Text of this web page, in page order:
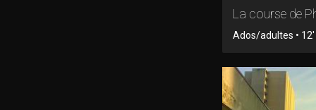
La course de
Ados/adultes • 12'